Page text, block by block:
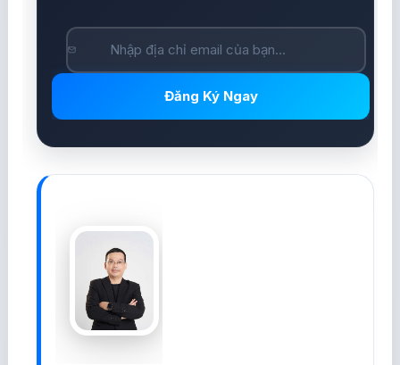
Đăng Ký Ngay